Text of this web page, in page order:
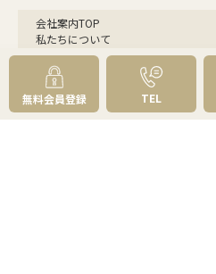
会社案内TOP
私たちについて
アクセス
受賞歴
センチュリー21とは
スタッフ紹介
お客様の声
無料会員登録 TEL